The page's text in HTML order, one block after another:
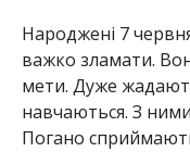
Народжені 7
важко зламати.
мети. Дуже
навчаються. З
Погано